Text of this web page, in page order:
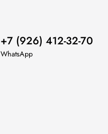
+7 (926) 412-32-70
WhatsApp